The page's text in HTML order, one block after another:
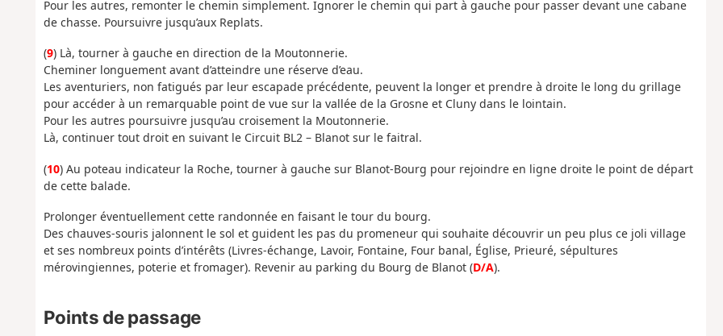
Pour les autres, remonter le chemin simplement. Ignorer le chemin qui part à gauche pour passer devant une cabane
de chasse. Poursuivre jusqu’aux Replats.
(9) Là, tourner à gauche en direction de la Moutonnerie.
Cheminer longuement avant d’atteindre une réserve d’eau.
Les aventuriers, non fatigués par leur escapade précédente, peuvent la longer et prendre à droite le long du grillage
pour accéder à un remarquable point de vue sur la vallée de la Grosne et Cluny dans le lointain.
Pour les autres poursuivre jusqu’au croisement la Moutonnerie.
Là, continuer tout droit en suivant le Circuit BL2 – Blanot sur le faitral.
(10) Au poteau indicateur la Roche, tourner à gauche sur Blanot-Bourg pour rejoindre en ligne droite le point de départ
de cette balade.
Prolonger éventuellement cette randonnée en faisant le tour du bourg.
Des chauves-souris jalonnent le sol et guident les pas du promeneur qui souhaite découvrir un peu plus ce joli village
et ses nombreux points d’intérêts (Livres-échange, Lavoir, Fontaine, Four banal, Église, Prieuré, sépultures
mérovingiennes, poterie et fromager). Revenir au parking du Bourg de Blanot (D/A).
Points de passage